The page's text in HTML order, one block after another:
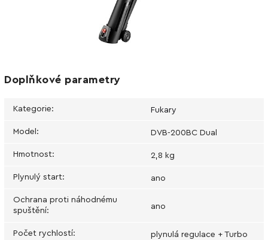
Doplňkové parametry
Kategorie: Fukary
Model : DVB-200BC Dual
Hmotnost: 2,8 kg
Plynulý start: ano
Ochrana proti náhodnému
spuštění: ano
Počet rychlostí: plynulá regulace + Turbo